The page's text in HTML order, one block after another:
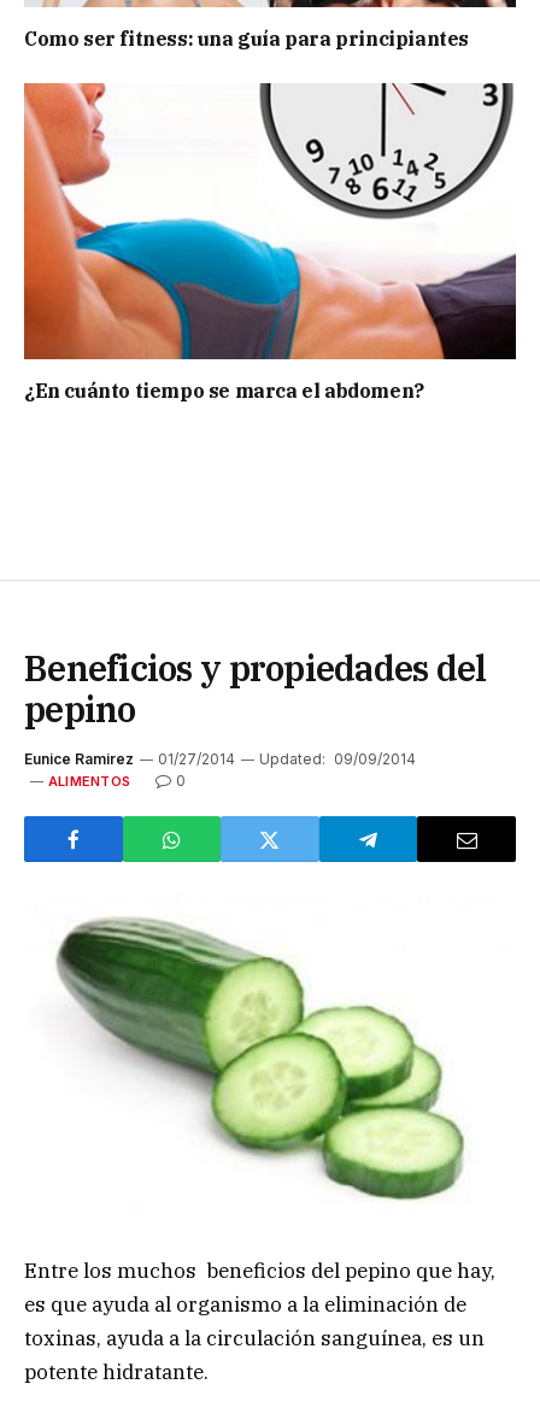
Como ser fitness: una guía para principiantes
¿En cuánto tiempo se marca el abdomen?
Beneficios y propiedades del
pepino
Eunice Ramirez 01/27/2014 Updated: 09/09/2014
ALIMENTOS 0
Entre los muchos beneficios del pepino que hay,
es que ayuda al organismo a la eliminación de
toxinas, ayuda a la circulación sanguínea, es un
potente hidratante.